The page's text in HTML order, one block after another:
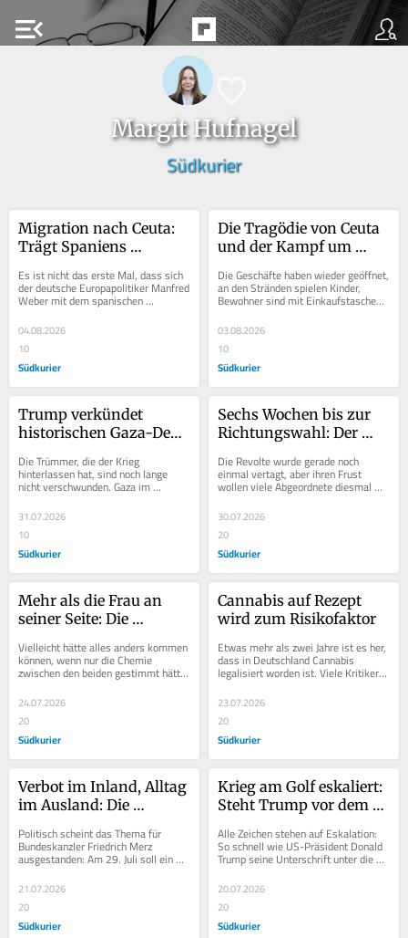
menu_open
Margit Hufnagel
Südkurier
Migration nach Ceuta:
Trägt Spaniens
Mitschuld?
Es ist nicht das erste Mal, dass sich
der deutsche Europapolitiker Manfred
Weber mit dem spanischen
Ministerpräsidenten Pedro Sánchez
anlegt. Hier...
04.08.2026
10
Südkurier
Die Tragödie von Ceuta
und der Kampf um
Die Geschäfte haben wieder geöffnet,
an den Stränden spielen Kinder,
Bewohner sind mit Einkaufstaschen
der...
03.08.2026
10
Südkurier
Trump verkündet
historischen Gaza-Deal
bleiben skeptisch
Die Trümmer, die der Krieg
hinterlassen hat, sind noch lange
nicht verschwunden. Gaza im
Ruinen und der Not. Erst...
31.07.2026
10
Südkurier
Sechs Wochen bis zur
Richtungswahl: Der
Die Revolte wurde gerade noch
einmal vertagt, aber ihren Frust
wollen viele Abgeordnete diesmal
nicht in schwurbelige Phrasen
verpacken. Zwei Wochen...
30.07.2026
20
Südkurier
Mehr als die Frau an
seiner Seite: Die
Lady
Vielleicht hätte alles anders kommen
können, wenn nur die Chemie
zwischen den beiden gestimmt hätte.
Wie ein „kalter Fisch“ sei sie, ätzte...
24.07.2026
20
Südkurier
Cannabis auf Rezept
wird zum Risikofaktor
Etwas mehr als zwei Jahre ist es her,
dass in Deutschland Cannabis
legalisiert worden ist. Viele Kritiker
warnten damals vor den
gesundheitlichen...
23.07.2026
20
Südkurier
Verbot im Inland, Alltag
im Ausland: Die
Leihmutterschaft
Politisch scheint das Thema für
Bundeskanzler Friedrich Merz
ausgestanden: Am 29. Juli soll ein
neuer Fraktionschef ernannt werden,
danach geht der...
21.07.2026
20
Südkurier
Krieg am Golf eskaliert:
Steht Trump vor dem
Bodentruppen?
Alle Zeichen stehen auf Eskalation:
So schnell wie US-Präsident Donald
Trump seine Unterschrift unter die
Vereinbarung über einen
Waffenstillstand...
20.07.2026
20
Südkurier